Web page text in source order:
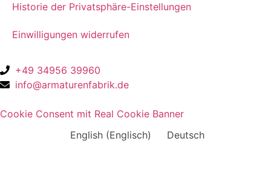
Historie der Privatsphäre-Einstellungen
Einwilligungen widerrufen
+49 34956 39960
info@armaturenfabrik.de
Cookie Consent mit Real Cookie Banner
English (Englisch) Deutsch